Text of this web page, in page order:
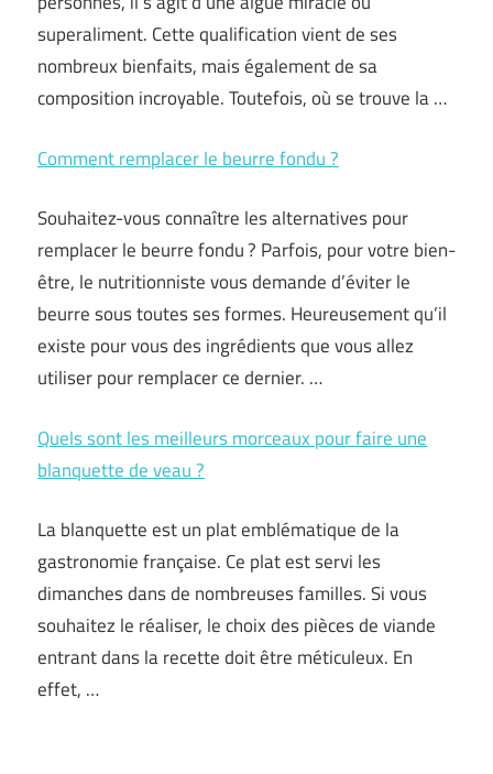
superaliment. Cette qualification vient de ses
nombreux bienfaits, mais également de sa
composition incroyable. Toutefois, où se trouve la …
Comment remplacer le beurre fondu ?
Souhaitez-vous connaître les alternatives pour
remplacer le beurre fondu ? Parfois, pour votre bien-
être, le nutritionniste vous demande d’éviter le
beurre sous toutes ses formes. Heureusement qu’il
existe pour vous des ingrédients que vous allez
utiliser pour remplacer ce dernier. …
Quels sont les meilleurs morceaux pour faire une
blanquette de veau ?
La blanquette est un plat emblématique de la
gastronomie française. Ce plat est servi les
dimanches dans de nombreuses familles. Si vous
souhaitez le réaliser, le choix des pièces de viande
entrant dans la recette doit être méticuleux. En
effet, …